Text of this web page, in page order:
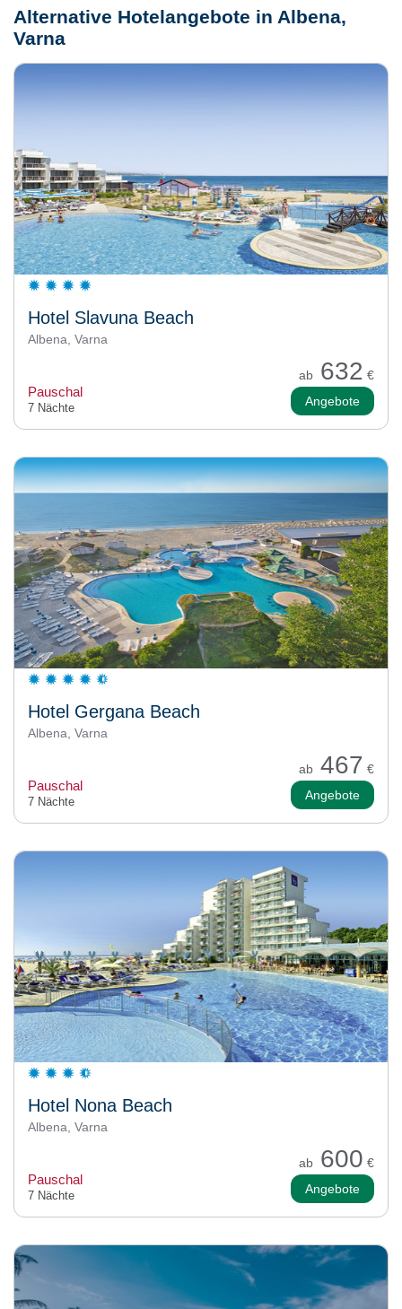
Alternative Hotelangebote in Albena,
Varna
Hotel Slavuna Beach
Albena, Varna
ab 632 €
Pauschal
7 Nächte Angebote
Hotel Gergana Beach
Albena, Varna
ab 467 €
Pauschal
7 Nächte Angebote
Hotel Nona Beach
Albena, Varna
ab 600 €
Pauschal
7 Nächte Angebote